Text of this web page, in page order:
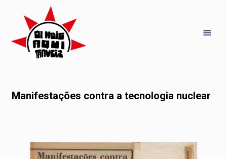
Manifestações contra a tecnologia nuclear